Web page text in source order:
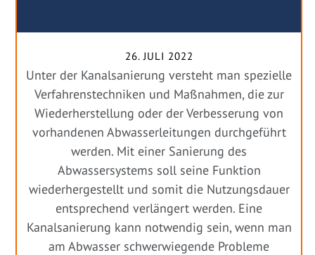
26. JULI 2022
Unter der Kanalsanierung versteht man spezielle
Verfahrenstechniken und Maßnahmen, die zur
Wiederherstellung oder der Verbesserung von
vorhandenen Abwasserleitungen durchgeführt
werden. Mit einer Sanierung des
Abwassersystems soll seine Funktion
wiederhergestellt und somit die Nutzungsdauer
entsprechend verlängert werden. Eine
Kanalsanierung kann notwendig sein, wenn man
am Abwasser schwerwiegende Probleme